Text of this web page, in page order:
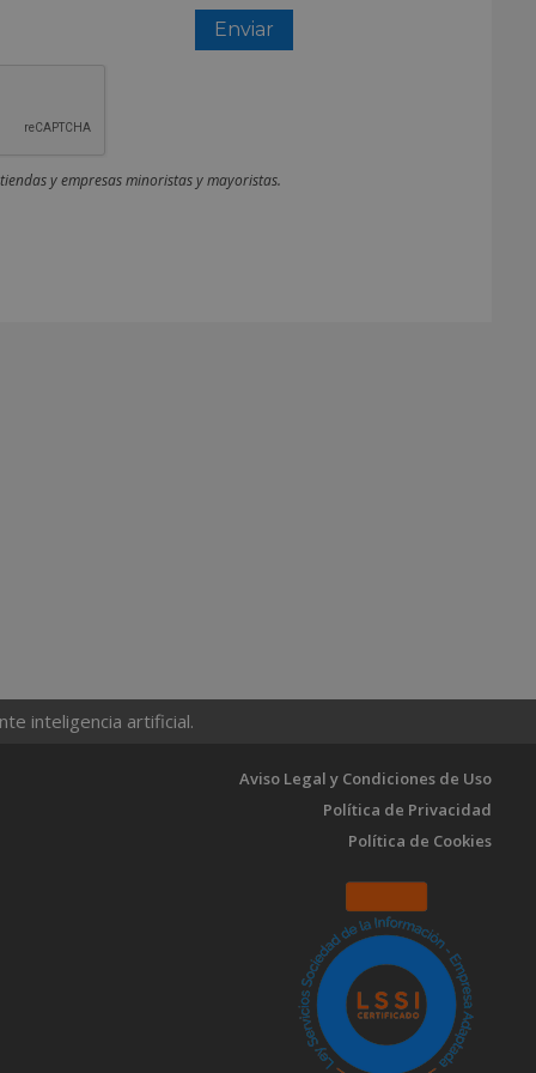
y empresas minoristas y mayoristas.
inteligencia artificial.
Aviso Legal y Condiciones de Uso
Política de Privacidad
Política de Cookies